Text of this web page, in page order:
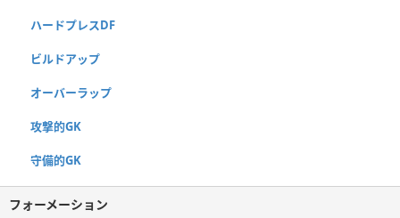
ハードプレスDF
ビルドアップ
オーバーラップ
攻撃的GK
守備的GK
フォーメーション